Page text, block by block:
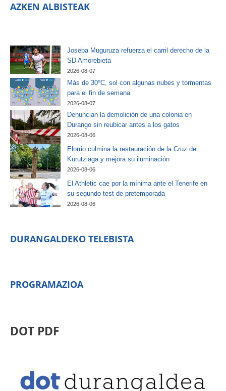
AZKEN ALBISTEAK
Joseba Muguruza refuerza el carril derecho de la
SD Amorebieta
2026-08-07
Más de 30ºC, sol con algunas nubes y tormentas
para el fin de semana
2026-08-07
Denuncian la demolición de una colonia en
Durango sin reubicar antes a los gatos
2026-08-06
Elorrio culmina la restauración de la Cruz de
Kurutziaga y mejora su iluminación
2026-08-06
El Athletic cae por la mínima ante el Tenerife en
su segundo test de pretemporada
2026-08-06
DURANGALDEKO TELEBISTA
PROGRAMAZIOA
DOT PDF